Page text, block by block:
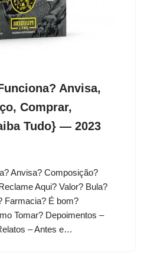
Anvisa,
Comprar,
Tudo} — 2023
Anvisa? Composição?
Aqui? Valor? Bula?
Farmacia? É bom?
Tomar? Depoimentos –
– Antes e…